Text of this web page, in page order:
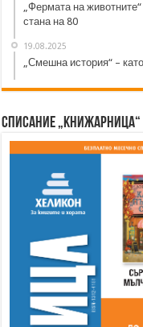
„Фермата на
стана на 80
19.08.2025
„Смешна история“ –
Списание „Книжарница“